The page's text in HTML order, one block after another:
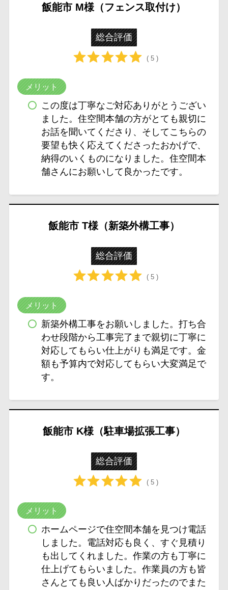
飯能市 M様（フェンス取付け）
総合評価
( 5 )
メリット
この度は丁寧なご対応ありがとうござい
ました。住空間本舗の方がとても親切に
お話を聞いてくださり、そしてこちらの
要望も快く応えてくださったおかげで、
納得のいくものになりました。住空間本
舗さんにお願いして良かったです。
飯能市 T様（新築外構工事）
総合評価
( 5 )
メリット
新築外構工事をお願いしました。打ち合
わせ段階から工事完了まで親切に丁寧に
対応してもらい仕上がりも満足です。金
額も予算内で対応してもらい大変満足で
す。
飯能市 K様（駐車場拡張工事）
総合評価
( 5 )
メリット
ホームページで住空間本舗を見つけ電話
しました。電話対応も良く、すぐ見積り
も出してくれました。作業の方も丁寧に
仕上げてもらいました。作業員の方も皆
さんとても良い人ばかりだったのでまた